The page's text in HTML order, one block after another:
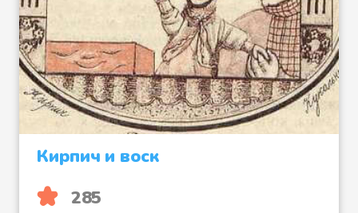
Кирпич и воск
285